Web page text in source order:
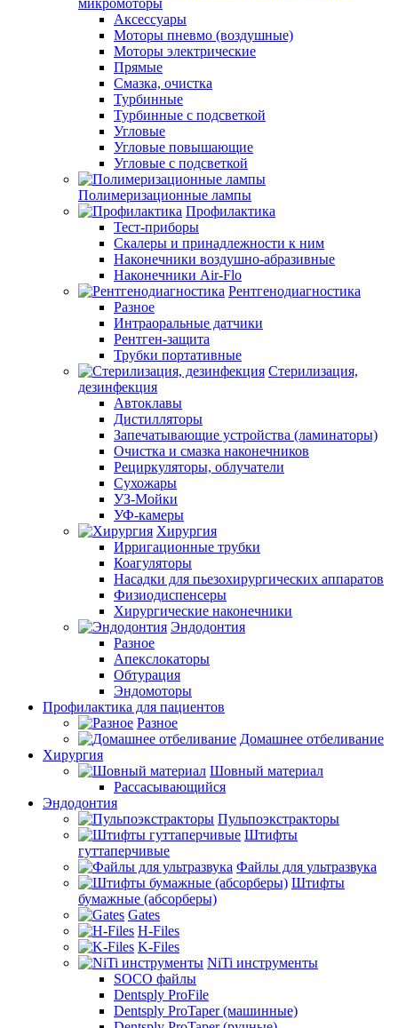
микромоторы
Аксессуары
Моторы пневмо (воздушные)
Моторы электрические
Прямые
Смазка, очистка
Турбинные
Турбинные с подсветкой
Угловые
Угловые повышающие
Угловые с подсветкой
Полимеризационные лампы
Профилактика
Тест-приборы
Скалеры и принадлежности к ним
Наконечники воздушно-абразивные
Наконечники Air-Flo
Рентгенодиагностика
Разное
Интраоральные датчики
Рентген-защита
Трубки портативные
Стерилизация,
дезинфекция
Автоклавы
Дистилляторы
Запечатывающие устройства (ламинаторы)
Очистка и смазка наконечников
Рециркуляторы, облучатели
Сухожары
УЗ-Мойки
УФ-камеры
Хирургия
Ирригационные трубки
Коагуляторы
Насадки для пьезохирургических аппаратов
Физиодиспенсеры
Хирургические наконечники
Эндодонтия
Разное
Апекслокаторы
Обтурация
Эндомоторы
Профилактика для пациентов
Разное
Домашнее отбеливание
Хирургия
Шовный материал
Рассасывающийся
Эндодонтия
Пульпоэкстракторы
Штифты
гуттаперчивые
Файлы для ультразвука
Штифты
бумажные (абсорберы)
Gates
H-Files
K-Files
NiTi инструменты
SOCO файлы
Dentsply ProFile
Dentsply ProTaper (машинные)